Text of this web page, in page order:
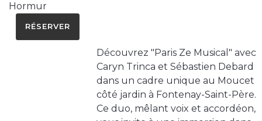
Hormur
RÉSERVER
Découvrez "Paris Ze Musical" avec
Caryn Trinca et Sébastien Debard
dans un cadre unique au Moucet
côté jardin à Fontenay-Saint-Père.
Ce duo, mêlant voix et accordéon,